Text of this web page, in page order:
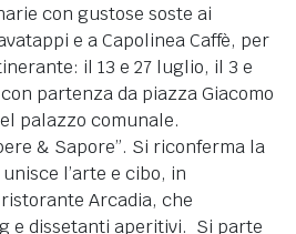
con gustose soste ai
e a Capolinea Caffè, per
il 13 e 27 luglio, il 3 e
partenza da piazza Giacomo
palazzo comunale.
& Sapore”. Si riconferma la
l’arte e cibo, in
Arcadia, che
e dissetanti aperitivi. Si parte